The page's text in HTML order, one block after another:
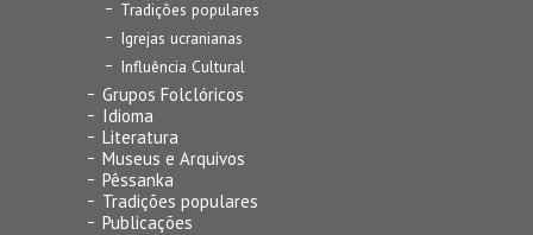
Tradições populares
Igrejas ucranianas
Influência Cultural
Grupos Folclóricos
Idioma
Literatura
Museus e Arquivos
Pêssanka
Tradições populares
Publicações